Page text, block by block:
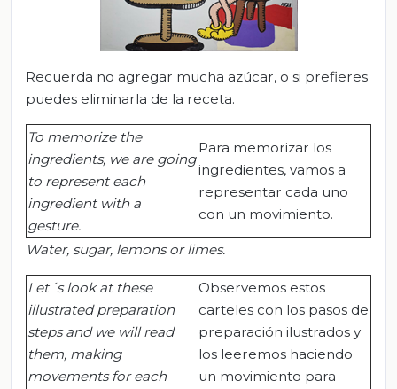
Recuerda no agregar mucha azúcar, o si prefieres
puedes eliminarla de la receta.
To memorize the
ingredients, we are going
to represent each
ingredient with a
gesture.
Para memorizar los
ingredientes, vamos a
representar cada uno
con un movimiento.
Water, sugar, lemons or limes.
Let´s look at these
illustrated preparation
steps and we will read
them, making
movements for each
Observemos estos
carteles con los pasos de
preparación ilustrados y
los leeremos haciendo
un movimiento para